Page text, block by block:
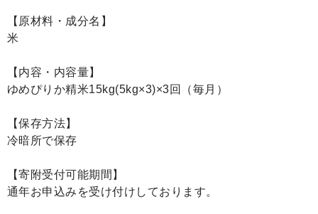
【原材料・成分名】
米
【内容・内容量】
ゆめぴりか精米15kg(5kg×3)×3回（毎月）
【保存方法】
冷暗所で保存
【寄附受付可能期間】
通年お申込みを受け付けしております。